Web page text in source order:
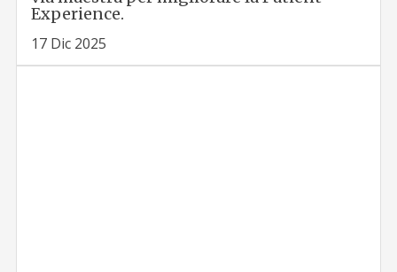
Experience.
17 Dic 2025